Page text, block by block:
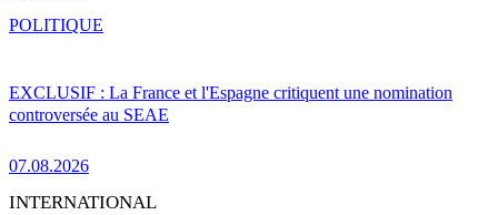
EXCLUSIF : La France et l'Espagne critiquent une nomination
controversée au SEAE
07.08.2026
POLITIQUE
INTERNATIONAL